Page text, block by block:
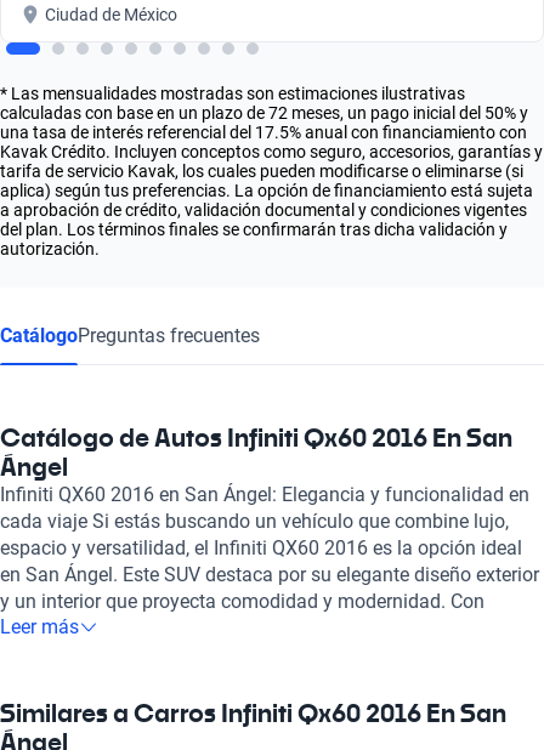
Ciudad de México
* Las mensualidades mostradas son estimaciones ilustrativas
calculadas con base en un plazo de 72 meses, un pago inicial del 50% y
una tasa de interés referencial del 17.5% anual con financiamiento con
Kavak Crédito. Incluyen conceptos como seguro, accesorios, garantías y
tarifa de servicio Kavak, los cuales pueden modificarse o eliminarse (si
aplica) según tus preferencias. La opción de financiamiento está sujeta
a aprobación de crédito, validación documental y condiciones vigentes
del plan. Los términos finales se confirmarán tras dicha validación y
autorización.
CatálogoPreguntas frecuentes
Catálogo de Autos Infiniti Qx60 2016 En San
Ángel
Infiniti QX60 2016 en San Ángel: Elegancia y funcionalidad en
cada viaje Si estás buscando un vehículo que combine lujo,
espacio y versatilidad, el Infiniti QX60 2016 es la opción ideal
en San Ángel. Este SUV destaca por su elegante diseño exterior
y un interior que proyecta comodidad y modernidad. Con
capacidad para siete pasajeros, es perfecto para familias o
ofrece entre 250 y 265 hp, garantizando un desempeño
excepcional en cada trayecto. Su sistema de tracción y
Leer más
Similares a Carros Infiniti Qx60 2016 En San
Ángel